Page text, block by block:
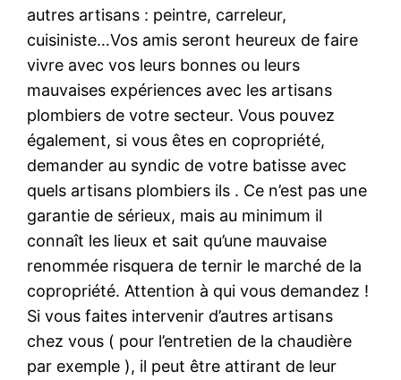
autres artisans : peintre, carreleur,
cuisiniste…Vos amis seront heureux de faire
vivre avec vos leurs bonnes ou leurs
mauvaises expériences avec les artisans
plombiers de votre secteur. Vous pouvez
également, si vous êtes en copropriété,
demander au syndic de votre batisse avec
quels artisans plombiers ils . Ce n’est pas une
garantie de sérieux, mais au minimum il
connaît les lieux et sait qu’une mauvaise
renommée risquera de ternir le marché de la
copropriété. Attention à qui vous demandez !
Si vous faites intervenir d’autres artisans
chez vous ( pour l’entretien de la chaudière
par exemple ), il peut être attirant de leur